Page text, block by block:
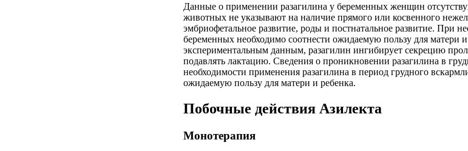
Данные о применении разагилина у беременных женщин
животных не указывают на наличие прямого или косвенного
эмбриофетальное развитие, роды и постнатальное развитие. При
беременных необходимо соотнести ожидаемую пользу для матери
экспериментальным данным, разагилин ингибирует секрецию
подавлять лактацию. Сведения о проникновении разагилина в
необходимости применения разагилина в период грудного
ожидаемую пользу для матери и ребенка.
Побочные действия Азилекта
Монотерапия